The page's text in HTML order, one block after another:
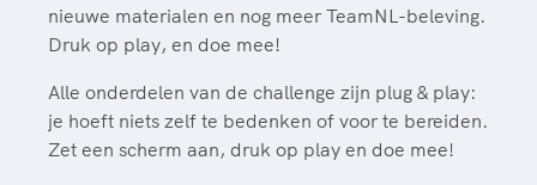
Lees verder
nieuwe materialen en nog meer TeamNL-beleving.
Druk op play, en doe mee!
Alle onderdelen van de challenge zijn plug & play:
je hoeft niets zelf te bedenken of voor te bereiden.
Zet een scherm aan, druk op play en doe mee!